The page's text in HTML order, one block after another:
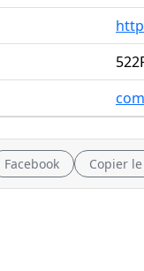
Facebook Copier